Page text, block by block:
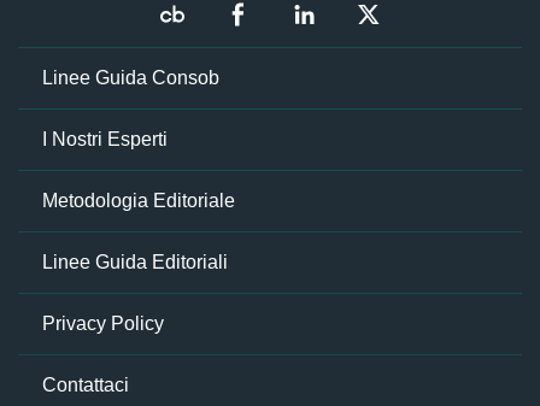
Linee Guida Consob
I Nostri Esperti
Metodologia Editoriale
Linee Guida Editoriali
Privacy Policy
Contattaci